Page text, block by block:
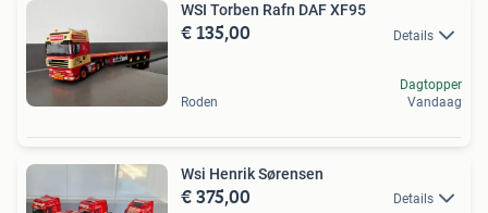
WSI Torben Rafn DAF XF95
€ 135,00 Details
Roden
Dagtopper
Vandaag
Wsi Henrik Sørensen
€ 375,00 Details